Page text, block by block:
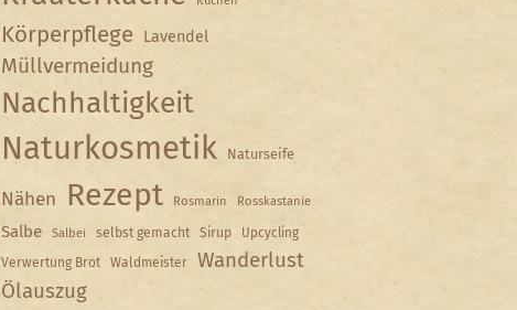
Körperpflege Lavendel
Müllvermeidung
Nachhaltigkeit
Naturkosmetik Naturseife
Nähen Rezept Rosmarin Rosskastanie
Salbe Salbei selbst gemacht Sirup
Upcycling
Verwertung Brot
Waldmeister
Wanderlust
Ölauszug